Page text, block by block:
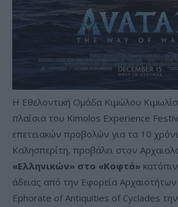
Η Εθελοντική Ομάδα Κιμώλου
πλαίσια του Kimolos Experience
επετειακών προβολών για τα 10
Καλησπερίτη, προβάλει στον
«Ελληνικών» στο «Κοφτό»
άδειας από την Εφορεία
Ephorate of Antiquities of Cyclades την